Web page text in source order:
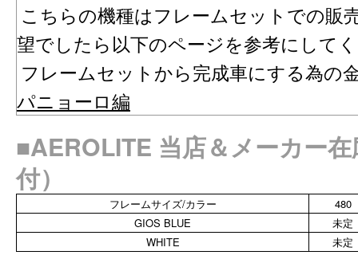
こちらの機種はフレームセットでの販
望でしたら以下のページを参考にして
フレームセットから完成車にする為
パニョーロ編
■AEROLITE 当店＆メーカー
付）
フレームサイズ/カラー
480
GIOS BLUE
未定
WHITE
未定